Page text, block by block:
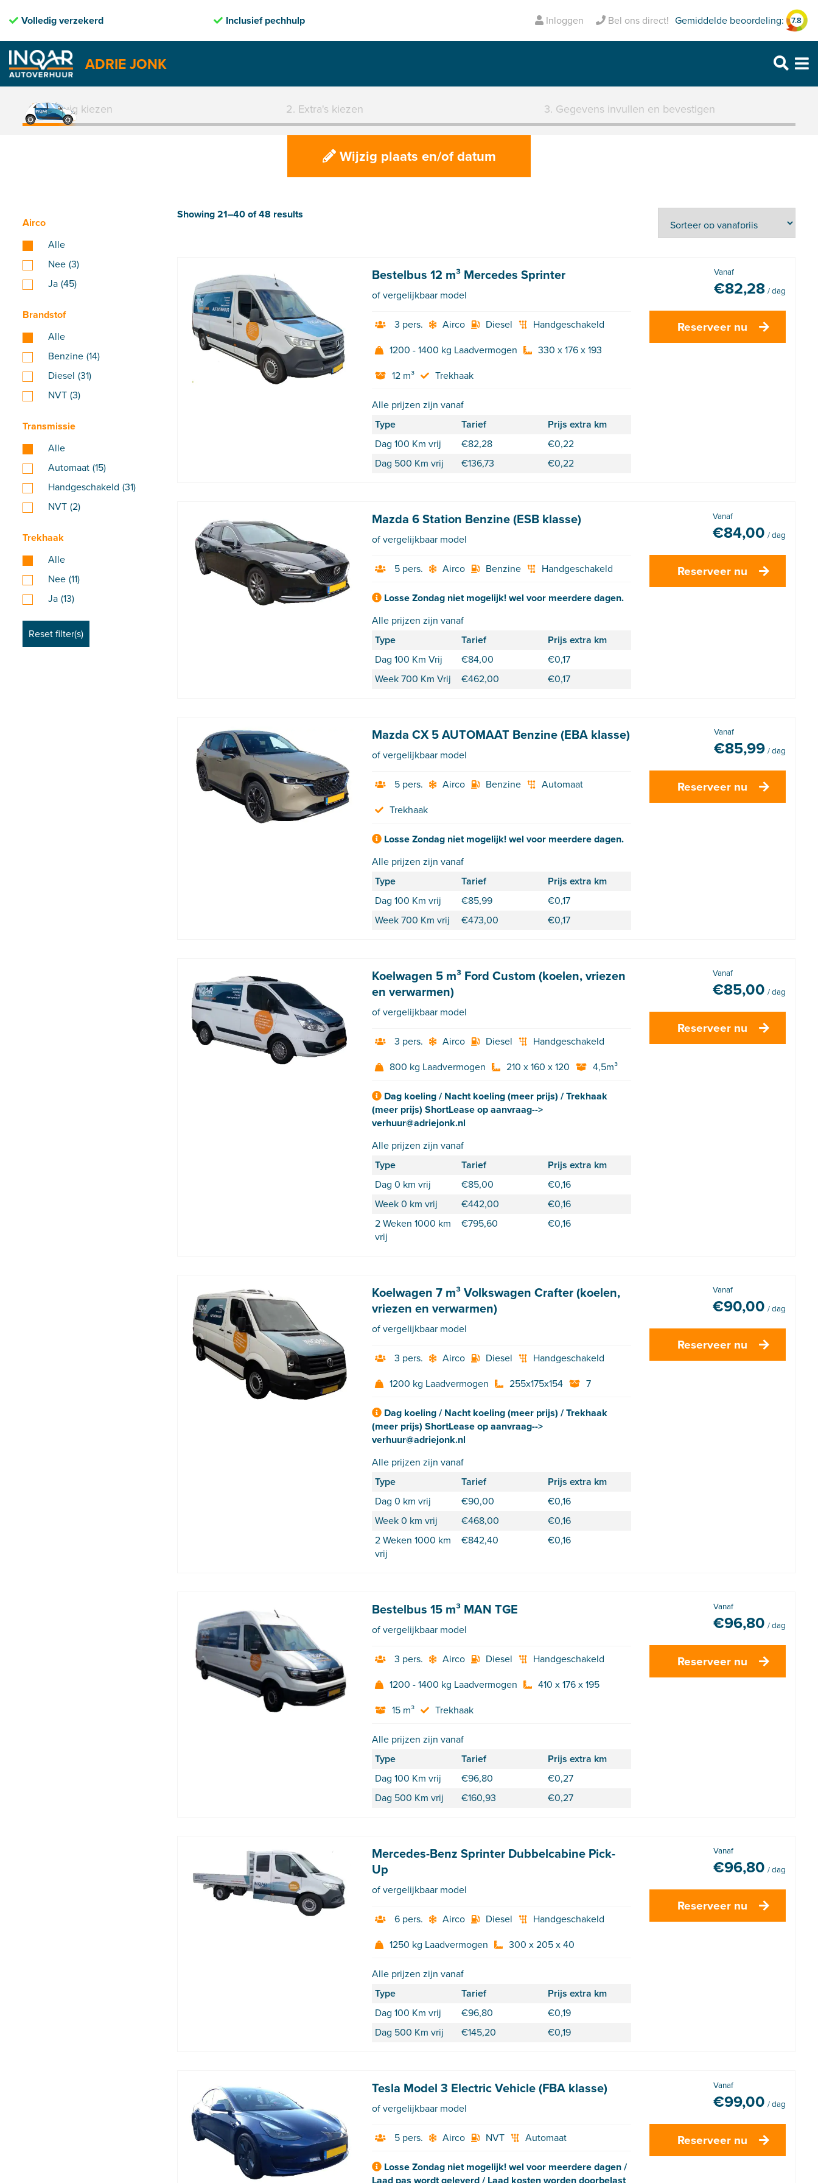
Volledig verzekerd Inclusief pechhulp Volledig verzekerd
Inloggen
Bel ons direct!
Purmerend: 0299 – 469 999
Gemiddelde beoordeling: 7.8
ADRIE JONK
Skip
content1. Voertuig kiezen 2. Extra's kiezen 3. Gegevens invullen en bevestigen
Wijzig plaats en/of datum
Airco
Alle
Nee (3)
Ja (45)
Brandstof
Alle
Benzine (14)
Diesel (31)
NVT (3)
Transmissie
Alle
Automaat (15)
Handgeschakeld (31)
NVT (2)
Trekhaak
Alle
Nee (11)
Ja (13)
Showing 21–40 of 48 results
Bestelbus 12 m³ Mercedes Sprinter
of vergelijkbaar model
3 pers. Airco Diesel
Handgeschakeld
1200 - 1400 kg Laadvermogen
330 x 176 x 193
12 m³
Trekhaak
Alle prijzen zijn vanaf
Type
Tarief
Prijs extra km
Dag 100 Km vrij
€82,28 €0,22
Dag 500 Km vrij
€136,73 €0,22
Vanaf
€82,28 / dag
Reserveer nu
Mazda 6 Station Benzine (ESB klasse)
of vergelijkbaar model
5 pers. Airco Benzine Handgeschakeld
Losse Zondag niet mogelijk! wel voor meerdere dagen.
Alle prijzen zijn vanaf
Type
Tarief
Prijs extra km
Dag 100 Km Vrij
€84,00 €0,17
Week 700 Km Vrij
€462,00 €0,17
Vanaf
€84,00 / dag
Reserveer nu
Mazda CX 5 AUTOMAAT Benzine (EBA klasse)
of vergelijkbaar model
5 pers. Airco Benzine
Automaat
Trekhaak
Losse Zondag niet mogelijk! wel voor meerdere dagen.
Alle prijzen zijn vanaf
Type
Tarief
Prijs extra km
Dag 100 Km vrij
€85,99 €0,17
Week 700 Km vrij
€473,00 €0,17
Vanaf
€85,99 / dag
Reserveer nu
Koelwagen 5 m³ Ford Custom (koelen, vriezen
en verwarmen)
of vergelijkbaar model
3 pers. Airco Diesel
Handgeschakeld
800 kg Laadvermogen
210 x 160 x 120 4,5m³
Dag koeling / Nacht koeling (meer prijs) / Trekhaak
(meer prijs) ShortLease op aanvraag-->
verhuur@adriejonk.nl
Alle prijzen zijn vanaf
Type
Tarief
Prijs extra km
Dag 0 km vrij
€85,00 €0,16
Week 0 km vrij
€442,00 €0,16
2 Weken 1000 km
vrij
€795,60 €0,16
Vanaf
€85,00 / dag
Reserveer nu
Koelwagen 7 m³ Volkswagen Crafter (koelen,
vriezen en verwarmen)
of vergelijkbaar model
3 pers. Airco Diesel
Handgeschakeld
1200 kg Laadvermogen
255x175x154 7
Dag koeling / Nacht koeling (meer prijs) / Trekhaak
(meer prijs) ShortLease op aanvraag-->
verhuur@adriejonk.nl
Alle prijzen zijn vanaf
Type
Tarief
Prijs extra km
Dag 0 km vrij
€90,00 €0,16
Week 0 km vrij
€468,00 €0,16
2 Weken 1000 km
vrij
€842,40 €0,16
Vanaf
€90,00 / dag
Reserveer nu
Bestelbus 15 m³ MAN TGE
of vergelijkbaar model
3 pers. Airco Diesel
Handgeschakeld
1200 - 1400 kg Laadvermogen
410 x 176 x 195
15 m³
Trekhaak
Alle prijzen zijn vanaf
Type
Tarief
Prijs extra km
Dag 100 Km vrij
€96,80 €0,27
Dag 500 Km vrij
€160,93 €0,27
Vanaf
€96,80 / dag
Reserveer nu
Mercedes-Benz Sprinter Dubbelcabine Pick-
Up
of vergelijkbaar model
6 pers. Airco Diesel
Handgeschakeld
1250 kg Laadvermogen
300 x 205 x 40
Alle prijzen zijn vanaf
Type
Tarief
Prijs extra km
Dag 100 Km vrij
€96,80 €0,19
Dag 500 Km vrij
€145,20 €0,19
Vanaf
€96,80 / dag
Reserveer nu
Tesla Model 3 Electric Vehicle (FBA klasse)
of vergelijkbaar model
5 pers. Airco NVT Automaat
Losse Zondag niet mogelijk! wel voor meerdere dagen /
Vanaf
€99,00 / dag
Reserveer nu